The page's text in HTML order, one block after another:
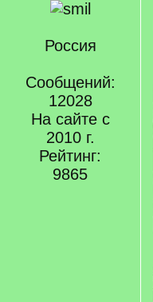
Россия
Сообщений:
12028
На сайте с
2010 г.
Рейтинг:
9865